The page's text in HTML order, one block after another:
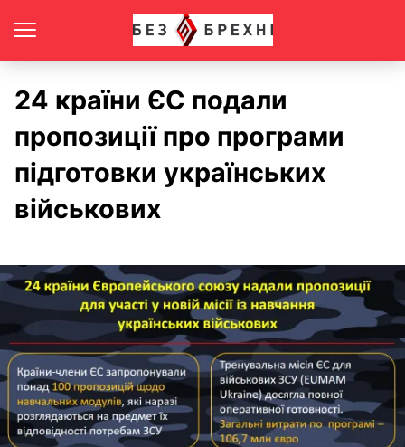
24 країни ЄС подали
пропозиції про програми
підготовки українських
військових